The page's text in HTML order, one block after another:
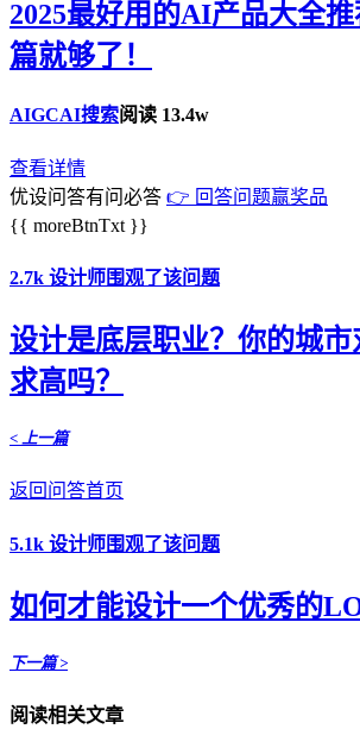
2025最好用的AI产品大全
篇就够了！
AIGCAI搜索阅读 13.4w
查看详情
优设问答有问必答 👉 回答问题赢奖品
{{ moreBtnTxt }}
2.7k 设计师围观了该问题
设计是底层职业？你的城
求高吗？
< 上一篇
返回问答首页
5.1k 设计师围观了该问题
如何才能设计一个优秀的
下一篇 >
阅读相关文章